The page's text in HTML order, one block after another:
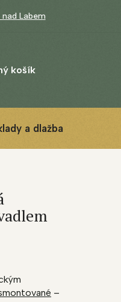
Labem
košík
a dlažba
–